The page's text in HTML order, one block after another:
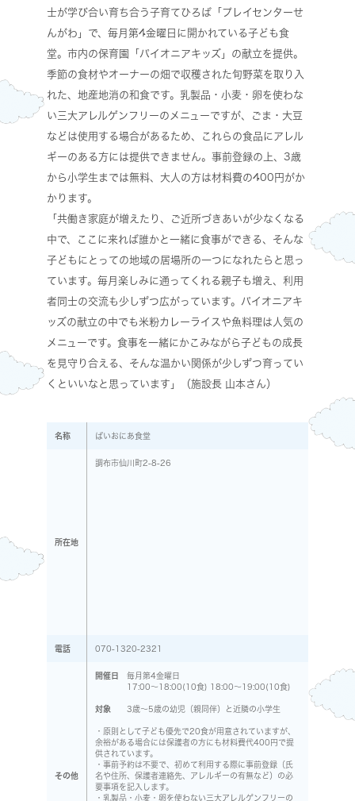
士が学び合い育ち合う子育てひろば「プレイセンターせ
んがわ」で、毎月第4金曜日に開かれている子ども食
堂。市内の保育園「パイオニアキッズ」の献立を提供。
季節の食材やオーナーの畑で収穫された旬野菜を取り入
れた、地産地消の和食です。乳製品・小麦・卵を使わな
い三大アレルゲンフリーのメニューですが、ごま・大豆
などは使用する場合があるため、これらの食品にアレル
ギーのある方には提供できません。事前登録の上、3歳
から小学生までは無料、大人の方は材料費の400円がか
かります。
「共働き家庭が増えたり、ご近所づきあいが少なくなる
中で、ここに来れば誰かと一緒に食事ができる、そんな
子どもにとっての地域の居場所の一つになれたらと思っ
ています。毎月楽しみに通ってくれる親子も増え、利用
者同士の交流も少しずつ広がっています。パイオニアキ
ッズの献立の中でも米粉カレーライスや魚料理は人気の
メニューです。食事を一緒にかこみながら子どもの成長
を見守り合える、そんな温かい関係が少しずつ育ってい
くといいなと思っています」（施設長 山本さん）
名称 ぱいおにあ食堂
所在地
調布市仙川町2-8-26
電話 070-1320-2321
その他
開催日
毎月第4金曜日
17:00〜18:00(10食) 18:00～19:00(10食)
対象 3歳〜5歳の幼児（親同伴）と近隣の小学生
・原則として子ども優先で20食が用意されていますが、
余裕がある場合には保護者の方にも材料費代400円で提
供されています。
・事前予約は不要で、初めて利用する際に事前登録（氏
名や住所、保護者連絡先、アレルギーの有無など）の必
要事項を記入します。
・乳製品・小麦・卵を使わない三大アレルゲンフリーの